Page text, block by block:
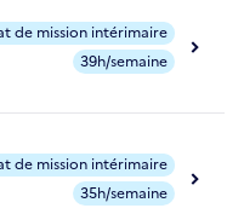
de mission intérimaire
39h/semaine
de mission intérimaire
35h/semaine